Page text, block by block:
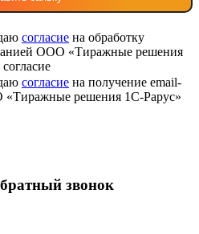
согласие на обработку
ООО «Тиражные решения
согласие на получение email-
решения 1С-Рарус»
звонок